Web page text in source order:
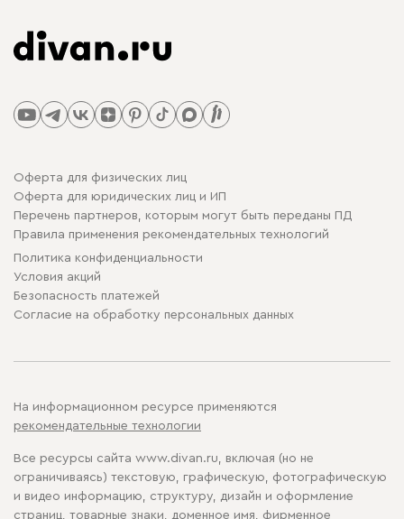
Оферта для физических лиц
Оферта для юридических лиц и ИП
Перечень партнеров, которым могут быть переданы ПД
Правила применения рекомендательных технологий
Политика конфиденциальности
Условия акций
Безопасность платежей
Cогласие на обработку персональных данных
На информационном ресурсе применяются
рекомендательные технологии
Все ресурсы сайта www.divan.ru, включая (но не
ограничиваясь) текстовую, графическую, фотографическую
и видео информацию, структуру, дизайн и оформление
страниц, товарные знаки, доменное имя, фирменное